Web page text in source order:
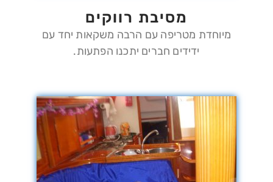
מסיבת רווקים
מיוחדת מטריפה עם הרבה משקאות יחד עם
ידידים חברים יתכנו הפתעות.